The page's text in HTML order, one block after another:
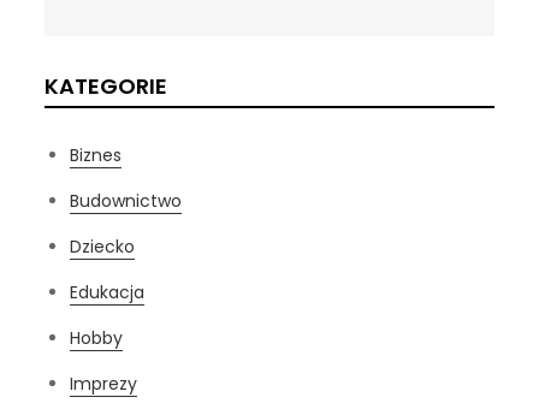
KATEGORIE
Biznes
Budownictwo
Dziecko
Edukacja
Hobby
Imprezy